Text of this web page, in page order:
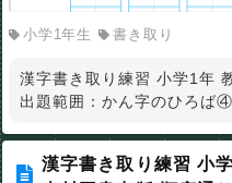
小学1年生 書き取り
漢字書き取り練習 小学1年
出題範囲：かん字のひろば
漢字書き取り練習 小